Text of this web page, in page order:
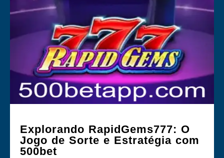
Explorando RapidGems777: O
Jogo de Sorte e Estratégia com
500bet